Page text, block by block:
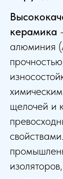
керамика
алюминия
щелочей и